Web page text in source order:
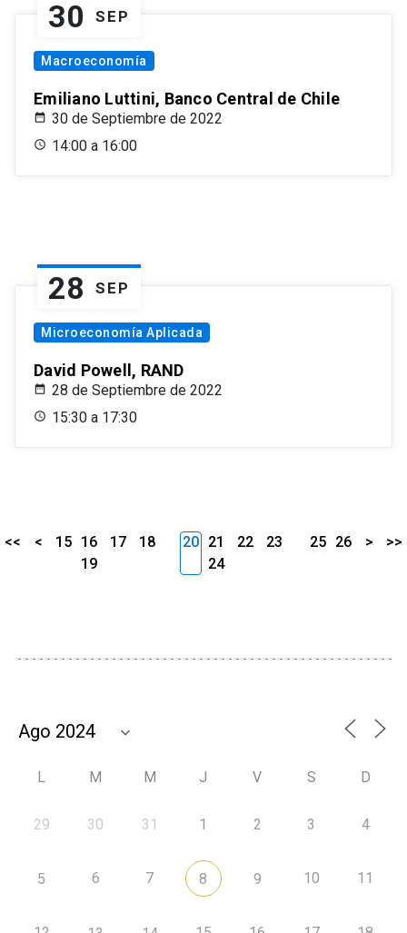
30 SEP
Macroeconomía
Emiliano Luttini, Banco Central de Chile
30 de Septiembre de 2022
14:00 a 16:00
28 SEP
Microeconomía Aplicada
David Powell, RAND
28 de Septiembre de 2022
15:30 a 17:30
<< < 15 16 17
18
19
20 21 22
23
24
25 26 > >>
L M M J V S D
29 30 31 1 2 3 4
5 6 7 8 9 10 11